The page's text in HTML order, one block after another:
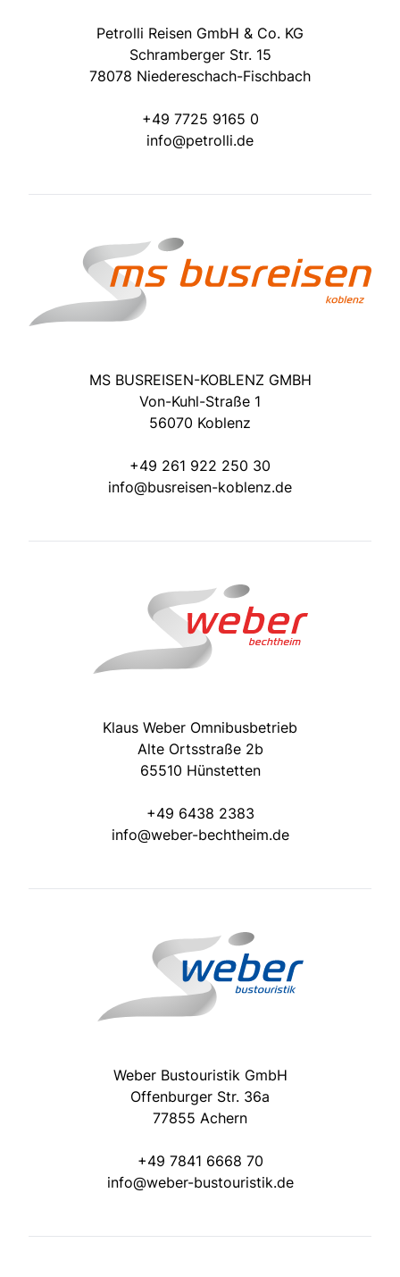
Petrolli Reisen GmbH & Co. KG
Schramberger Str. 15
78078 Niedereschach-Fischbach
+49 7725 9165 0
info@petrolli.de
MS BUSREISEN-KOBLENZ GMBH
Von-Kuhl-Straße 1
56070 Koblenz
+49 261 922 250 30
info@busreisen-koblenz.de
Klaus Weber Omnibusbetrieb
Alte Ortsstraße 2b
65510 Hünstetten
+49 6438 2383
info@weber-bechtheim.de
Weber Bustouristik GmbH
Offenburger Str. 36a
77855 Achern
+49 7841 6668 70
info@weber-bustouristik.de